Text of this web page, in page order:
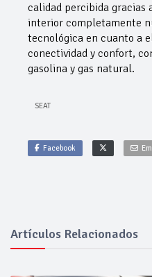
calidad percibida gracias
interior completamente
tecnológica en cuanto a
conectividad y confort,
gasolina y gas natural.
SEAT
Facebook
Artículos Relacionados